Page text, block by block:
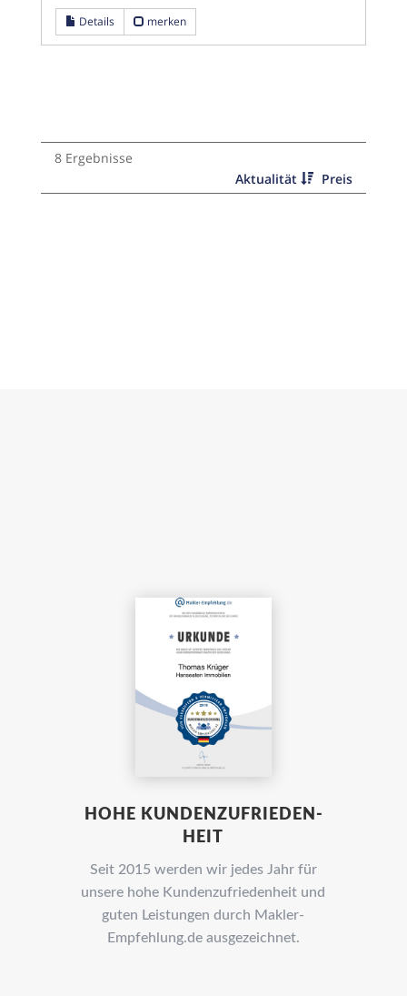
Details merken
8 Ergebnisse
Aktualität
Preis
HOHE KUNDEN­ZUFRIEDEN­
HEIT
Seit 2015 werden wir jedes Jahr für
unsere hohe Kunden­zufrieden­heit und
guten Leistungen durch Makler-
Empfehlung.de ausgezeich­net.